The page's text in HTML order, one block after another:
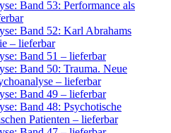
Band 53: Performance als
Band 52: Karl Abrahams
– lieferbar
Band 51 – lieferbar
Band 50: Trauma. Neue
– lieferbar
Band 49 – lieferbar
Band 48: Psychotische
Patienten – lieferbar